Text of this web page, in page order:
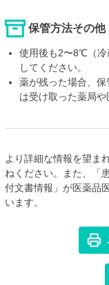
保管方法その他
使用後も2〜8℃（冷
してください。
薬が残った場合、
は受け取った薬局や
より詳細な情報を望ま
ねください。また、「
付文書情報」が医薬品
います。